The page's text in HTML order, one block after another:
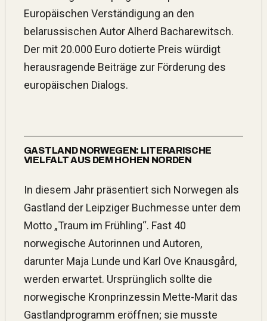
Europäischen Verständigung an den
belarussischen Autor Alherd Bacharewitsch.
Der mit 20.000 Euro dotierte Preis würdigt
herausragende Beiträge zur Förderung des
europäischen Dialogs.
GASTLAND NORWEGEN: LITERARISCHE
VIELFALT AUS DEM HOHEN NORDEN
In diesem Jahr präsentiert sich Norwegen als
Gastland der Leipziger Buchmesse unter dem
Motto „Traum im Frühling“. Fast 40
norwegische Autorinnen und Autoren,
darunter Maja Lunde und Karl Ove Knausgård,
werden erwartet. Ursprünglich sollte die
norwegische Kronprinzessin Mette-Marit das
Gastlandprogramm eröffnen; sie musste